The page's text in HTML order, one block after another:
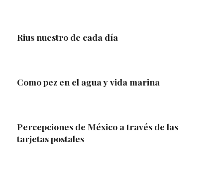
Rius nuestro de cada día
Como pez en el agua y vida marina
Percepciones de México a través de las
tarjetas postales